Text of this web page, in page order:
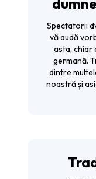
Spectatorii
vă audă
asta, chiar
germană.
dintre
noastră și